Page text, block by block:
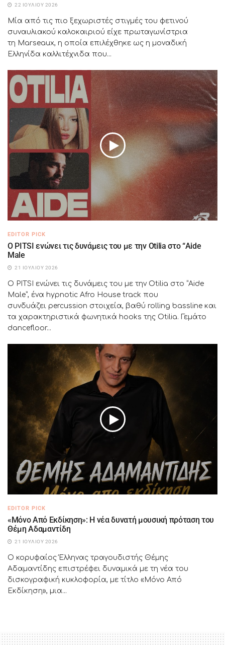
22 ΙΟΥΛΊΟΥ 2026
Μία από τις πιο ξεχωριστές στιγμές του φετινού
συναυλιακού καλοκαιριού είχε πρωταγωνίστρια
τη Marseaux, η οποία επιλέχθηκε ως η μοναδική
Ελληνίδα καλλιτέχνιδα που...
EDITOR PICK
Ο PITSI ενώνει τις δυνάμεις του με την Otilia στο “Aide
Male
21 ΙΟΥΛΊΟΥ 2026
Ο PITSI ενώνει τις δυνάμεις του με την Otilia στο “Aide
Male”, ένα hypnotic Afro House track που
συνδυάζει percussion στοιχεία, βαθύ rolling bassline και
τα χαρακτηριστικά φωνητικά hooks της Otilia. Γεμάτο
dancefloor...
EDITOR PICK
«Μόνο Από Εκδίκηση»: Η νέα δυνατή μουσική πρόταση του
Θέμη Αδαμαντίδη
21 ΙΟΥΛΊΟΥ 2026
Ο κορυφαίος Έλληνας τραγουδιστής Θέμης
Αδαμαντίδης επιστρέφει δυναμικά με τη νέα του
δισκογραφική κυκλοφορία, με τίτλο «Μόνο Από
Εκδίκηση», μια...